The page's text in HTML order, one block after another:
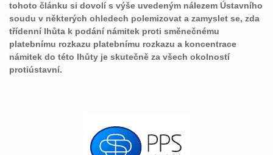
tohoto článku si dovolí s výše uvedeným nálezem Ústavního
soudu v některých ohledech polemizovat a zamyslet se, zda
třídenní lhůta k podání námitek proti směnečnému
platebnímu rozkazu platebnímu rozkazu a koncentrace
námitek do této lhůty je skutečně za všech okolností
protiústavní.